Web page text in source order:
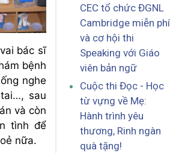
bác sĩ
bệnh
nghe
sau
và còn
tình để
nữa.
CEC tổ chức ĐGNL
Cambridge miễn phí
và cơ hội thi
Speaking với Giáo
viên bản ngữ
Cuộc thi Đọc - Học
từ vựng về Mẹ:
Hành trình yêu
thương, Rinh ngàn
quà tặng!